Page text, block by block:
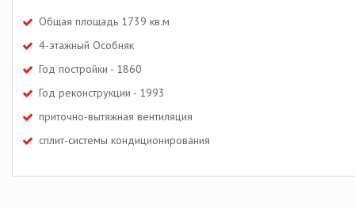
Общая площадь 1739 кв.м
4-этажный Особняк
Год постройки - 1860
Год реконструкции - 1993
приточно-вытяжная вентиляция
сплит-системы кондиционирования